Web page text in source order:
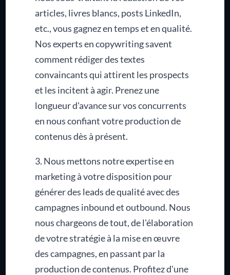
articles, livres blancs, posts LinkedIn,
etc., vous gagnez en temps et en qualité.
Nos experts en copywriting savent
comment rédiger des textes
convaincants qui attirent les prospects
et les incitent à agir. Prenez une
longueur d'avance sur vos concurrents
en nous confiant votre production de
contenus dès à présent.
3. Nous mettons notre expertise en
marketing à votre disposition pour
générer des leads de qualité avec des
campagnes inbound et outbound. Nous
nous chargeons de tout, de l'élaboration
de votre stratégie à la mise en œuvre
des campagnes, en passant par la
production de contenus. Profitez d'une